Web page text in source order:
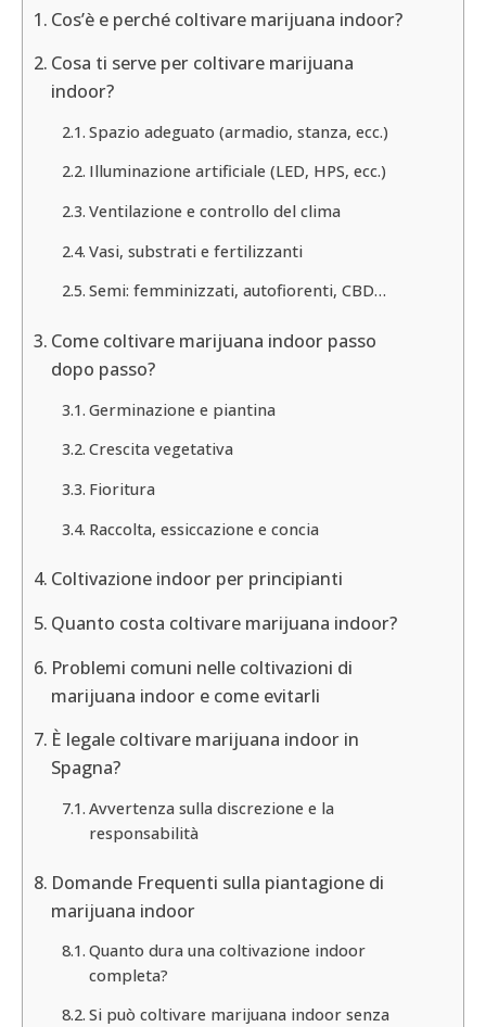
Cos’è e perché coltivare marijuana indoor?
Cosa ti serve per coltivare marijuana
indoor?
Spazio adeguato (armadio, stanza, ecc.)
Illuminazione artificiale (LED, HPS, ecc.)
Ventilazione e controllo del clima
Vasi, substrati e fertilizzanti
Semi: femminizzati, autofiorenti, CBD…
Come coltivare marijuana indoor passo
dopo passo?
Germinazione e piantina
Crescita vegetativa
Fioritura
Raccolta, essiccazione e concia
Coltivazione indoor per principianti
Quanto costa coltivare marijuana indoor?
Problemi comuni nelle coltivazioni di
marijuana indoor e come evitarli
È legale coltivare marijuana indoor in
Spagna?
Avvertenza sulla discrezione e la
responsabilità
Domande Frequenti sulla piantagione di
marijuana indoor
Quanto dura una coltivazione indoor
completa?
Si può coltivare marijuana indoor senza